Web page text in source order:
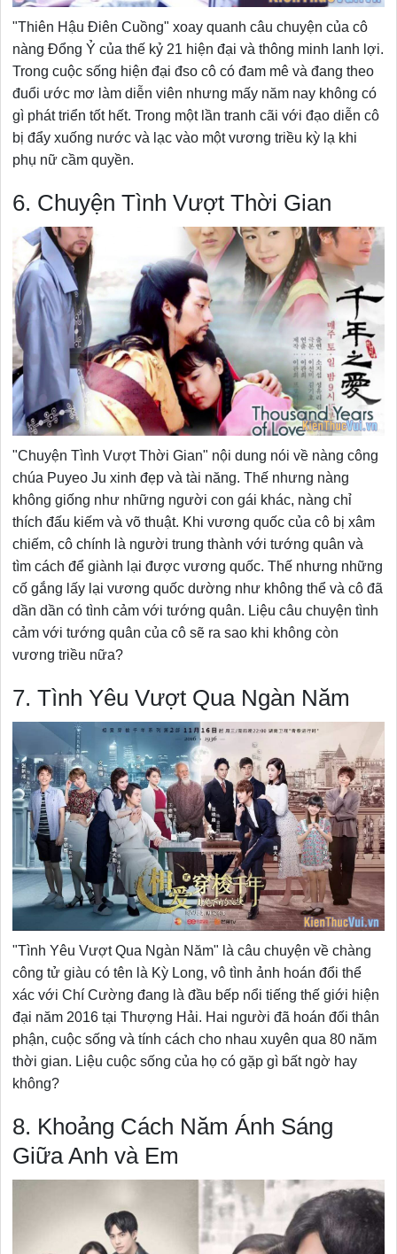
"Thiên Hậu Điên Cuồng" xoay quanh câu chuyện của cô
nàng Đổng Ỷ của thế kỷ 21 hiện đại và thông minh lanh lợi.
Trong cuộc sống hiện đại đso cô có đam mê và đang theo
đuổi ước mơ làm diễn viên nhưng mấy năm nay không có
gì phát triển tốt hết. Trong một lần tranh cãi với đạo diễn cô
bị đẩy xuống nước và lạc vào một vương triều kỳ lạ khi
phụ nữ cầm quyền.
6. Chuyện Tình Vượt Thời Gian
"Chuyện Tình Vượt Thời Gian" nội dung nói về nàng công
chúa Puyeo Ju xinh đẹp và tài năng. Thế nhưng nàng
không giống như những người con gái khác, nàng chỉ
thích đấu kiếm và võ thuật. Khi vương quốc của cô bị xâm
chiếm, cô chính là người trung thành với tướng quân và
tìm cách để giành lại được vương quốc. Thế nhưng những
cố gắng lấy lại vương quốc dường như không thể và cô đã
dần dần có tình cảm với tướng quân. Liệu câu chuyện tình
cảm với tướng quân của cô sẽ ra sao khi không còn
vương triều nữa?
7. Tình Yêu Vượt Qua Ngàn Năm
"Tình Yêu Vượt Qua Ngàn Năm" là câu chuyện về chàng
công tử giàu có tên là Kỳ Long, vô tình ảnh hoán đổi thể
xác với Chí Cường đang là đầu bếp nổi tiếng thế giới hiện
đại năm 2016 tại Thượng Hải. Hai người đã hoán đối thân
phận, cuộc sống và tính cách cho nhau xuyên qua 80 năm
thời gian. Liệu cuộc sống của họ có gặp gì bất ngờ hay
không?
8. Khoảng Cách Năm Ánh Sáng
Giữa Anh và Em